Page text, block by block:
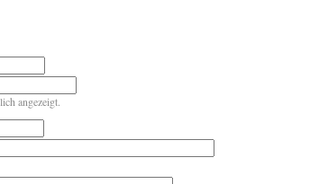
angezeigt.